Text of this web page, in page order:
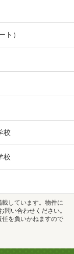
ト）
校
校
載しています。物件に
い合わせください。
を負いかねますので